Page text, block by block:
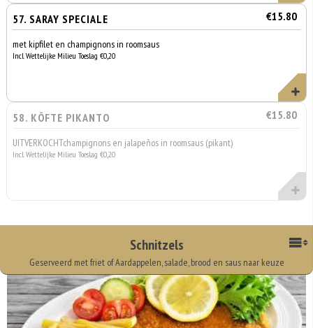
57. SARAY SPECIALE €15.80
met kipfilet en champignons in roomsaus
Incl. Wettelijke Milieu Toeslag €0,20
58. KÖFTE PIKANTO €15.80
UITVERKOCHTchampignons en jalapeños in roomsaus (pikant)
Incl. Wettelijke Milieu Toeslag €0,20
Schnitzels
Geserveerd met friet of Aardappelen, salade, brood en saus naar keuze